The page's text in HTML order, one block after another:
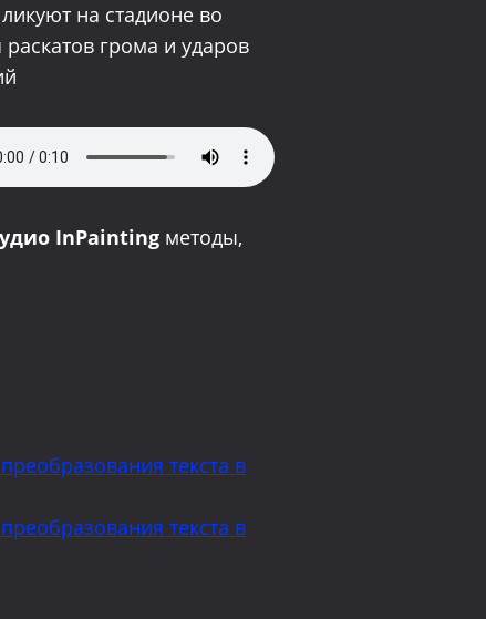
на стадионе во
раскатов грома и ударов
InPainting методы,
текста в
текста в